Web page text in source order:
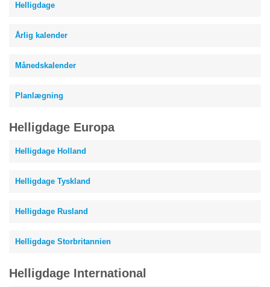
Helligdage
Årlig kalender
Månedskalender
Planlægning
Helligdage Europa
Helligdage Holland
Helligdage Tyskland
Helligdage Rusland
Helligdage Storbritannien
Helligdage International